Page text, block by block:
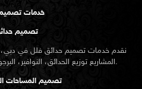
خدمات تصميم
تصميم
نقدم خدماتتصميم حدائق فلل في دبي،
المشاريع توزيع الحدائق، النوافير، البرجولات، أعمال الحجر، وأنظمة الزراعة.
تصميم المساحات